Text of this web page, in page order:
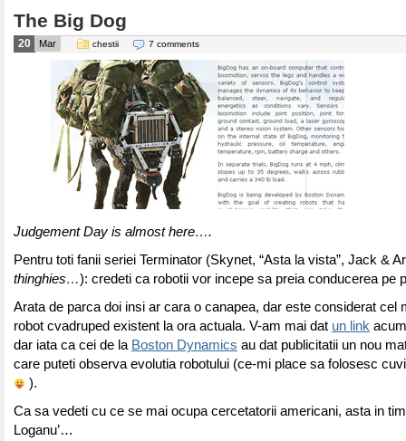
The Big Dog
20 Mar chestii 7 comments
Judgement Day is almost here….
Pentru toti fanii seriei Terminator (Skynet, “Asta la vista”, Jack &
thinghies…): credeti ca robotii vor incepe sa preia conducerea pe
Arata de parca doi insi ar cara o canapea, dar este considerat cel
robot cvadruped existent la ora actuala. V-am mai dat un link
dar iata ca cei de la Boston Dynamics au dat publicitatii un nou
care puteti observa evolutia robotului (ce-mi place sa folosesc
).
Ca sa vedeti cu ce se mai ocupa cercetatorii americani, asta in
Loganu’…